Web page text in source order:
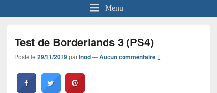
Menu
Test de Borderlands 3 (PS4)
Posté le 29/11/2019parInod—Aucun commentaire ↓